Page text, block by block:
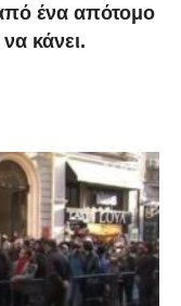
ένα απότομο
κάνει.